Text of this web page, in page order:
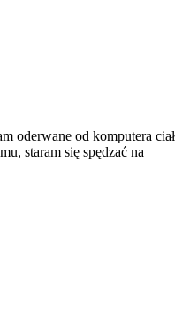
od komputera
staram się spędzać na